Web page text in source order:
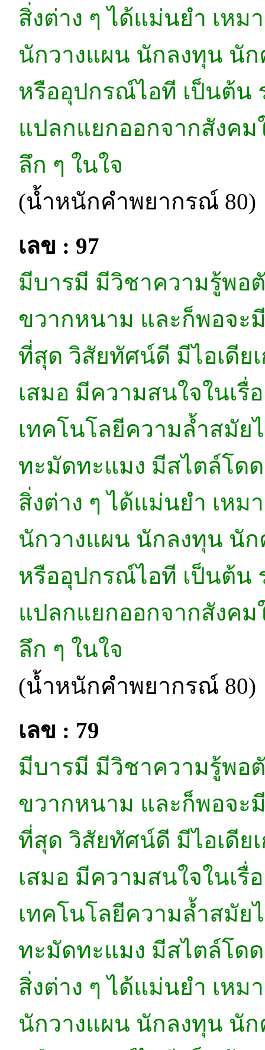
สิ่งต่าง ๆ ได้แม่นยำ เหม
นักวางแผน นักลงทุน นั
หรืออุปกรณ์ไอที เป็นต้น
แปลกแยกออกจากสังคม
ลึก ๆ ในใจ
(น้ำหนักคำพยากรณ์ 80)
เลข : 97
มีบารมี มีวิชาความรู้พอ
ขวากหนาม และก็พอจะ
ที่สุด วิสัยทัศน์ดี มีไอเดีย
เสมอ มีความสนใจในเรื่
เทคโนโลยีความล้ำสมัย
ทะมัดทะแมง มีสไตล์โด
สิ่งต่าง ๆ ได้แม่นยำ เหม
นักวางแผน นักลงทุน นั
หรืออุปกรณ์ไอที เป็นต้น
แปลกแยกออกจากสังคม
ลึก ๆ ในใจ
(น้ำหนักคำพยากรณ์ 80)
เลข : 79
มีบารมี มีวิชาความรู้พอ
ขวากหนาม และก็พอจะ
ที่สุด วิสัยทัศน์ดี มีไอเดีย
เสมอ มีความสนใจในเรื่
เทคโนโลยีความล้ำสมัย
ทะมัดทะแมง มีสไตล์โด
สิ่งต่าง ๆ ได้แม่นยำ เหม
นักวางแผน นักลงทุน นั